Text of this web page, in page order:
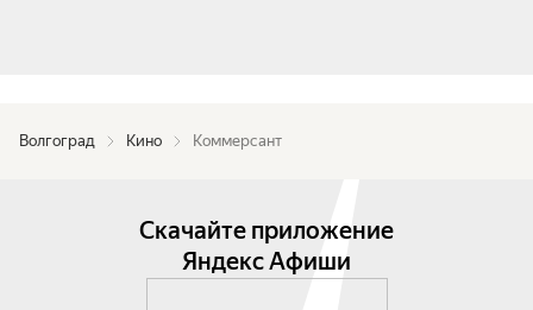
Волгоград Кино Коммерсант
Скачайте приложение
Яндекс Афиши